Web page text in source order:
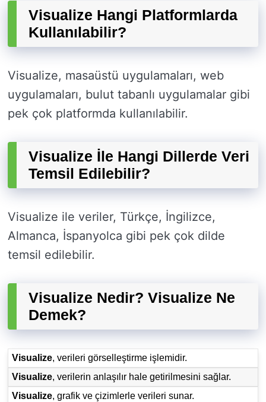
Visualize Hangi Platformlarda
Kullanılabilir?
Visualize, masaüstü uygulamaları, web
uygulamaları, bulut tabanlı uygulamalar gibi
pek çok platformda kullanılabilir.
Visualize İle Hangi Dillerde Veri
Temsil Edilebilir?
Visualize ile veriler, Türkçe, İngilizce,
Almanca, İspanyolca gibi pek çok dilde
temsil edilebilir.
Visualize Nedir? Visualize Ne
Demek?
Visualize, verileri görselleştirme işlemidir.
Visualize, verilerin anlaşılır hale getirilmesini sağlar.
Visualize, grafik ve çizimlerle verileri sunar.